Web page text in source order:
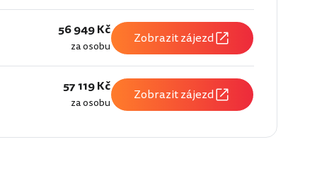
56 949 Kč
za osobu Zobrazit zájezd
57 119 Kč
za osobu Zobrazit zájezd